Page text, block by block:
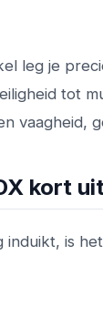
leg je
tot
kort
induikt, is